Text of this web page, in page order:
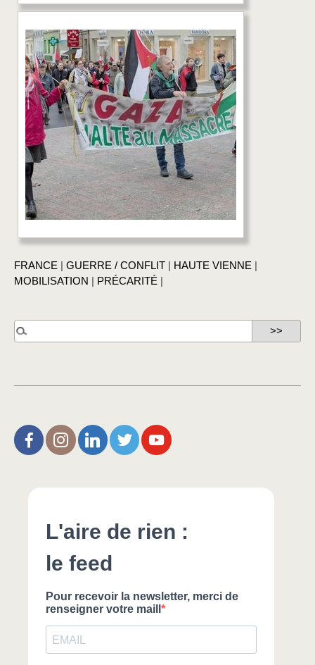
FRANCE | GUERRE / CONFLIT | HAUTE VIENNE |
MOBILISATION | PRÉCARITÉ |
L’Aire de Rien (facebook)
Christophe Noisette (instagram)
Christophe Noisette (Linkedin)
Christophe Noisette (X | Twitter)
L’Aire de Rien (You Tube)